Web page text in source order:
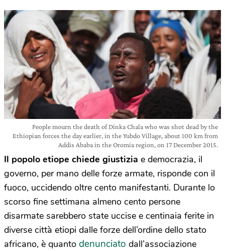
People mourn the death of Dinka Chala who was shot dead by the
Ethiopian forces the day earlier, in the Yubdo Village, about 100 km from
Addis Ababa in the Oromia region, on 17 December 2015.
Il popolo etiope chiede giustizia e democrazia, il
governo, per mano delle forze armate, risponde con il
fuoco, uccidendo oltre cento manifestanti. Durante lo
scorso fine settimana almeno cento persone
disarmate sarebbero state uccise e centinaia ferite in
diverse città etiopi dalle forze dell’ordine dello stato
africano, è quanto denunciato dall’associazione